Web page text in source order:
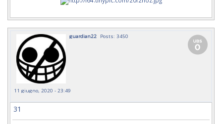
guardian22 Posts: 3450
11 giugno, 2020 - 23:49
31